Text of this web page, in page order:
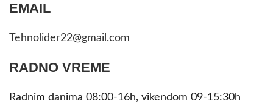
EMAIL
Tehnolider22@gmail.com
RADNO VREME
Radnim danima 08:00-16h, vikendom 09-15:30h